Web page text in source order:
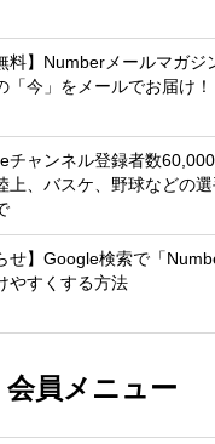
料】Numberメールマガジ
「今」をメールでお届け！
チャンネル登録者数
上、バスケ、野球などの
せ】Google検索で「
やすくする方法
会員メニュー